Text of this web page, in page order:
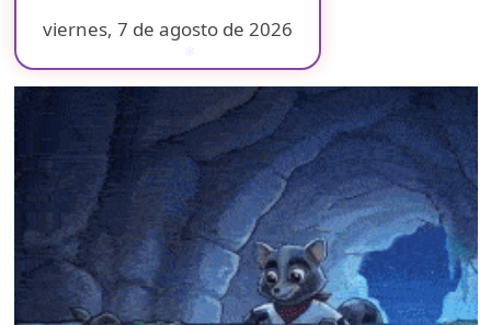
viernes, 7 de agosto de 2026
❄
❄
❄